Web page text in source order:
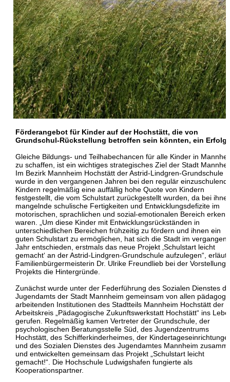
Förderangebot für Kinder auf der Hochstätt, die von
Grundschul-Rückstellung betroffen sein könnten, ein Erfolg
Gleiche Bildungs- und Teilhabechancen für alle Kinder in
zu schaffen, ist ein wichtiges strategisches Ziel der Stadt
Im Bezirk Mannheim Hochstätt der Astrid-Lindgren-Grundschule
wurde in den vergangenen Jahren bei den regulär
Kindern regelmäßig eine auffällig hohe Quote von Kindern
festgestellt, die vom Schulstart zurückgestellt wurden, da bei
mangelnde schulische Fertigkeiten und Entwicklungsdefizite im
motorischen, sprachlichen und sozial-emotionalen Bereich
waren. „Um diese Kinder mit Entwicklungsrückständen in
unterschiedlichen Bereichen frühzeitig zu fördern und ihnen ein
guten Schulstart zu ermöglichen, hat sich die Stadt im
Jahr entschieden, erstmals das neue Projekt ‚Schulstart leicht
gemacht‘ an der Astrid-Lindgren-Grundschule aufzulegen“,
Familienbürgermeisterin Dr. Ulrike Freundlieb bei der Vorstellung
Projekts die Hintergründe.
Zunächst wurde unter der Federführung des Sozialen Dienstes
Jugendamts der Stadt Mannheim gemeinsam von allen
arbeitenden Institutionen des Stadtteils Mannheim Hochstätt der
Arbeitskreis „Pädagogische Zukunftswerkstatt Hochstätt“ ins
gerufen. Regelmäßig kamen Vertreter der Grundschule, der
psychologischen Beratungsstelle Süd, des Jugendzentrums
Hochstätt, des Schifferkinderheimes, der
und des Sozialen Dienstes des Jugendamtes Mannheim
und entwickelten gemeinsam das Projekt „Schulstart leicht
gemacht!“. Die Hochschule Ludwigshafen fungierte als
Kooperationspartner.